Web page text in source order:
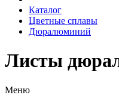
Каталог
Цветные сплавы
Дюралюминий
Листы
Меню